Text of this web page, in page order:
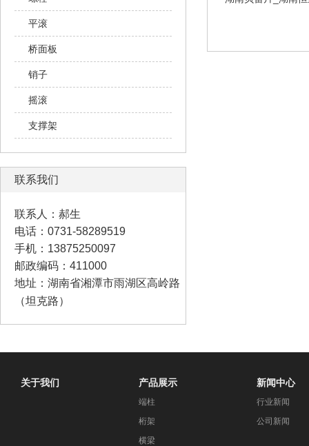
平滚
桥面板
销子
摇滚
支撑架
联系我们
联系人：郝生
电话：0731-58289519
手机：13875250097
邮政编码：411000
地址：湖南省湘潭市雨湖区高岭路
（坦克路）
关于我们 产品展示
端柱
桁架
横梁
新闻中心
行业新闻
公司新闻